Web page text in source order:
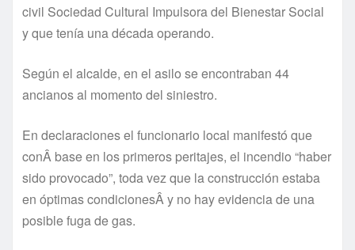
civil Sociedad Cultural Impulsora del Bienestar Social
y que tení­a una década operando.
Según el alcalde, en el asilo se encontraban 44
ancianos al momento del siniestro.
En declaraciones el funcionario local manifestó que
conÂ base en los primeros peritajes, el incendio “haber
sido provocado”, toda vez que la construcción estaba
en óptimas condicionesÂ y no hay evidencia de una
posible fuga de gas.